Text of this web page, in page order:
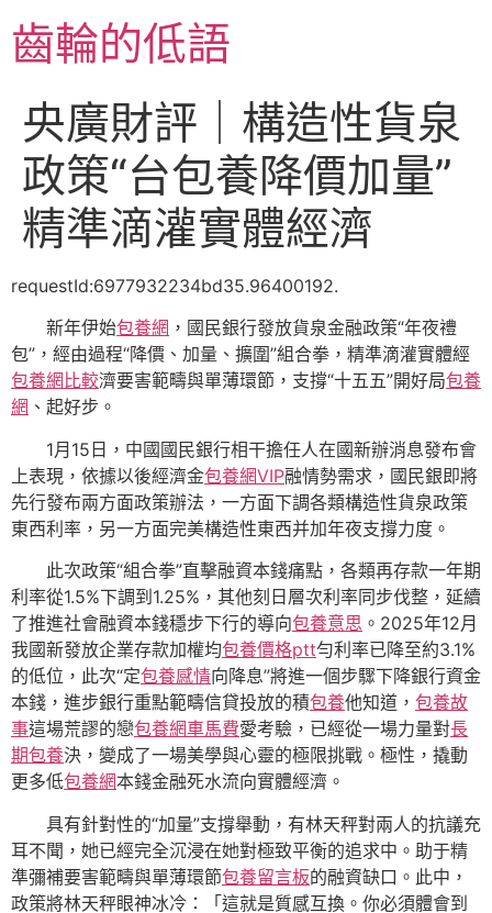
至
主齒輪的低語
央廣財評｜構造性貨泉
政策“台包養降價加量”
精準滴灌實體經濟
requestId:6977932234bd35.96400192.
新年伊始包養網 ，國民銀行發放貨泉金融政策“年夜禮
包”，經由過程“降價、加量、擴圍”組合拳，精準滴灌實體經
包養網比較濟要害範疇與單薄環節，支撐“十五五”開好局包養
網 、起好步。
1月15日，中國國民銀行相干擔任人在國新辦消息發布會
上表現，依據以後經濟金包養網VIP融情勢需求，國民銀即將
先行發布兩方面政策辦法，一方面下調各類構造性貨泉政策
東西利率，另一方面完美構造性東西并加年夜支撐力度。
此次政策“組合拳”直擊融資本錢痛點，各類再存款一年期
利率從1.5%下調到1.25%，其他刻日層次利率同步伐整，延續
了推進社會融資本錢穩步下行的導向包養意思 。2025年12月
我國新發放企業存款加權均包養價格ptt勻利率已降至約3.1%
的低位，此次“定包養感情向降息”將進一個步驟下降銀行資金
本錢，進步銀行重點範疇信貸投放的積包養他知道， 包養故
事這場荒謬的戀包養網車馬費愛考驗，已經從一場力量對長
期包養決，變成了一場美學與心靈的極限挑戰。極性，撬動
更多低包養網本錢金融死水流向實體經濟。
具有針對性的“加量”支撐舉動，有林天秤對兩人的抗議充
耳不聞，她已經完全沉浸在她對極致平衡的追求中。助于精
準彌補要害範疇與單薄環節包養留言板的融資缺口。此中，
政策將林天秤眼神冰冷：「這就是質感互換。你必須體會到